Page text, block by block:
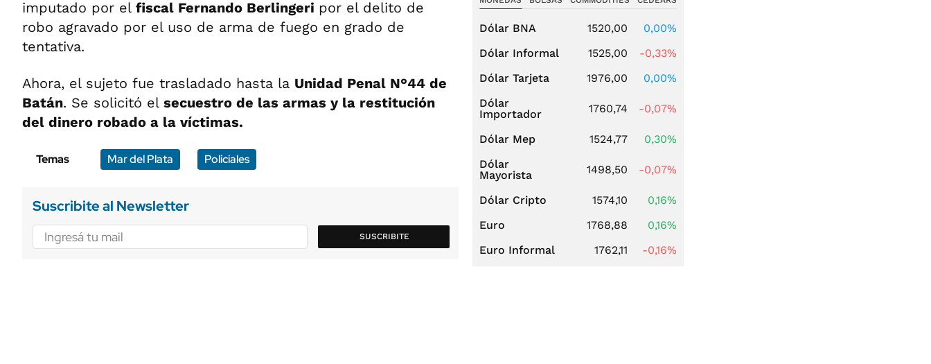
imputado por el fiscal Fernando Berlingeri por el delito de
robo agravado por el uso de arma de fuego en grado de
tentativa.
Ahora, el sujeto fue trasladado hasta la Unidad Penal N°44 de
Batán. Se solicitó el secuestro de las armas y la restitución
del dinero robado a la víctimas.
Temas Mar del Plata Policiales
Suscribite al Newsletter
SUSCRIBITE
Dólar BNA 1520,00
0,00%
Dólar Informal
1525,00
-0,33%
Dólar Tarjeta
1976,00
0,00%
Dólar
Importador
1760,74 -0,07%
Dólar Mep 1524,77
0,30%
Dólar
Mayorista
1498,50 -0,07%
Dólar Cripto 1574,10
0,16%
Euro
1768,88
0,16%
Euro Informal
1762,11 -0,16%